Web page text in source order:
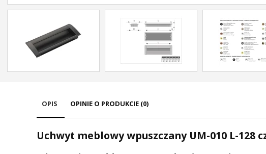
OPIS OPINIE O PRODUKCIE (0)
Uchwyt meblowy wpuszczany UM-010 L-